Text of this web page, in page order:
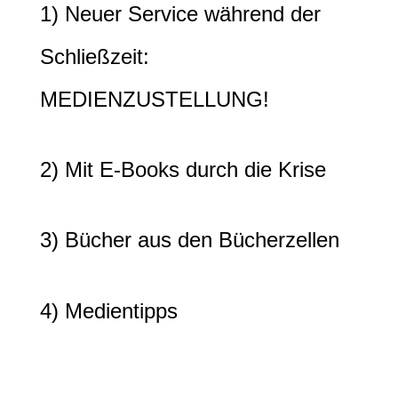
1) Neuer Service während der
Schließzeit:
MEDIENZUSTELLUNG!
2) Mit E-Books durch die Krise
3) Bücher aus den Bücherzellen
4) Medientipps